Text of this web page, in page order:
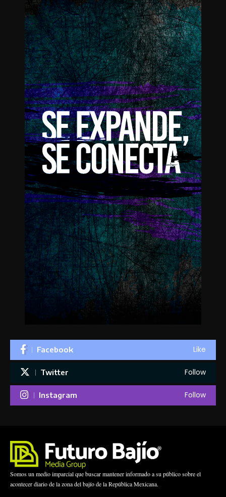
Facebook Like
Twitter Follow
Instagram Follow
Somos un medio imparcial que buscar mantener informado a su público sobre el
acontecer diario de la zona del bajío de la República Mexicana.